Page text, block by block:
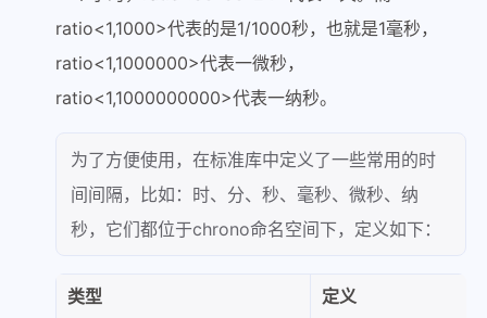
ratio<1,1000>代表的是1/1000秒，也就是1毫秒，
ratio<1,1000000>代表一微秒，
ratio<1,1000000000>代表一纳秒。
为了方便使用，在标准库中定义了一些常用的时
间间隔，比如：时、分、秒、毫秒、微秒、纳
秒，它们都位于chrono命名空间下，定义如下：
类型 定义